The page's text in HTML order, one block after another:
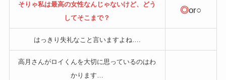
そりゃ私は最高の女性なんじゃないけど、どう
してそこまで？
◎or○
はっきり失礼なこと言いますよね….
高月さんがロイくんを大切に思っているのはわ
かります…